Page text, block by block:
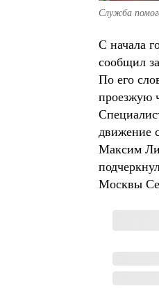
Служба
С начала
сообщил
По его
проезжую
движение
Максим
Москвы